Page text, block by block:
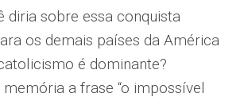
diria sobre essa conquista
os demais países da América
é dominante?
a frase “o impossível